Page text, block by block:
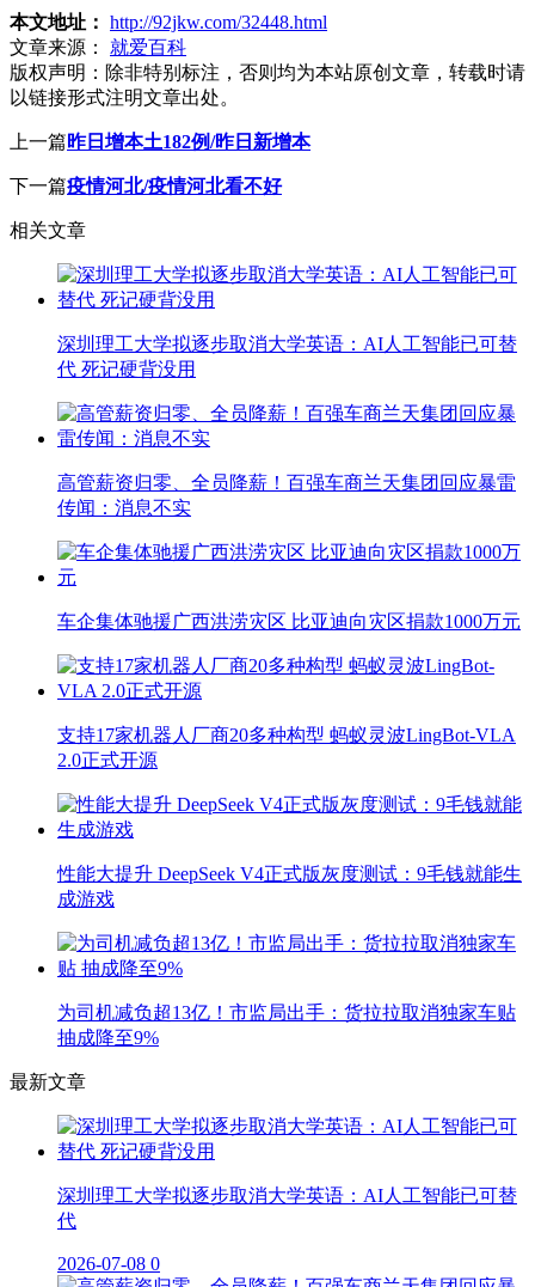
本文地址： http://92jkw.com/32448.html
文章来源：
就爱百科
版权声明： 除非特别标注，否则均为本站原创文章，转载时请
以链接形式注明文章出处。
上一篇昨日增本土182例/昨日新增本
下一篇疫情河北/疫情河北看不好
相关文章
深圳理工大学拟逐步取消大学英语：AI人工智能已可替
代 死记硬背没用
高管薪资归零、全员降薪！百强车商兰天集团回应暴雷
传闻：消息不实
车企集体驰援广西洪涝灾区 比亚迪向灾区捐款1000万元
支持17家机器人厂商20多种构型 蚂蚁灵波LingBot-VLA
2.0正式开源
性能大提升 DeepSeek V4正式版灰度测试：9毛钱就能生
成游戏
为司机减负超13亿！市监局出手：货拉拉取消独家车贴
抽成降至9%
最新文章
深圳理工大学拟逐步取消大学英语：AI人工智能已可替
代
2026-07-08 0